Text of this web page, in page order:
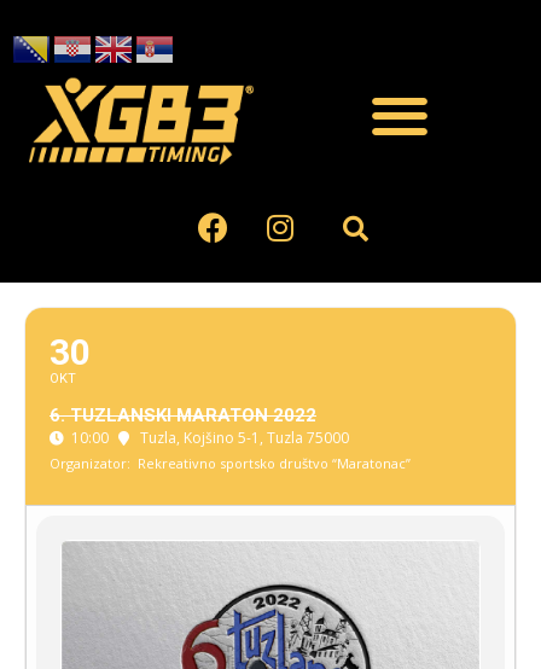
30
OKT
6. TUZLANSKI MARATON 2022
10:00 Tuzla, Kojšino 5-1, Tuzla 75000
Organizator: Rekreativno sportsko društvo “Maratonac”